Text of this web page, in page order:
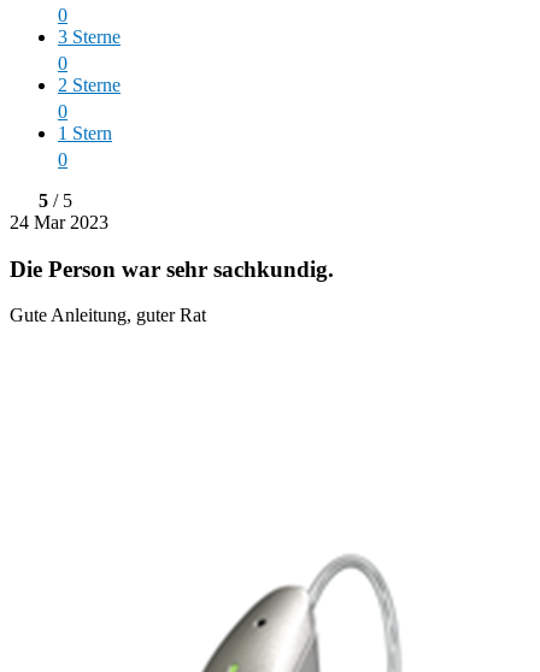
0
3 Sterne
0
2 Sterne
0
1 Stern
0
5 / 5
24 Mar 2023
Die Person war sehr sachkundig.
Gute Anleitung, guter Rat